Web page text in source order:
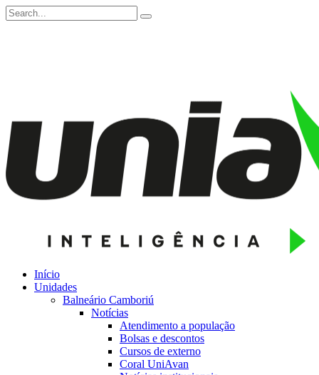
Início
Unidades
Balneário Camboriú
Notícias
Atendimento a população
Bolsas e descontos
Cursos de externo
Coral UniAvan